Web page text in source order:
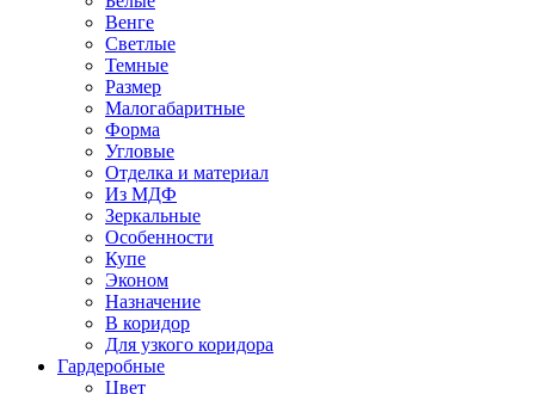
Венге
Светлые
Темные
Размер
Малогабаритные
Форма
Угловые
Отделка и материал
Из МДФ
Зеркальные
Особенности
Купе
Эконом
Назначение
В коридор
Для узкого коридора
Гардеробные
Цвет